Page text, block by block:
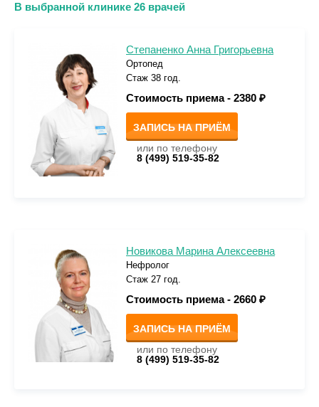
В выбранной клинике 26 врачей
Степаненко Анна Григорьевна
Ортопед
Стаж 38 год.
Стоимость приема - 2380 ₽
ЗАПИСЬ НА ПРИЁМ
или по телефону
8 (499) 519-35-82
Новикова Марина Алексеевна
Нефролог
Стаж 27 год.
Стоимость приема - 2660 ₽
ЗАПИСЬ НА ПРИЁМ
или по телефону
8 (499) 519-35-82